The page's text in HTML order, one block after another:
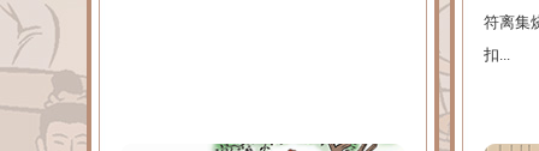
符离集
扣...